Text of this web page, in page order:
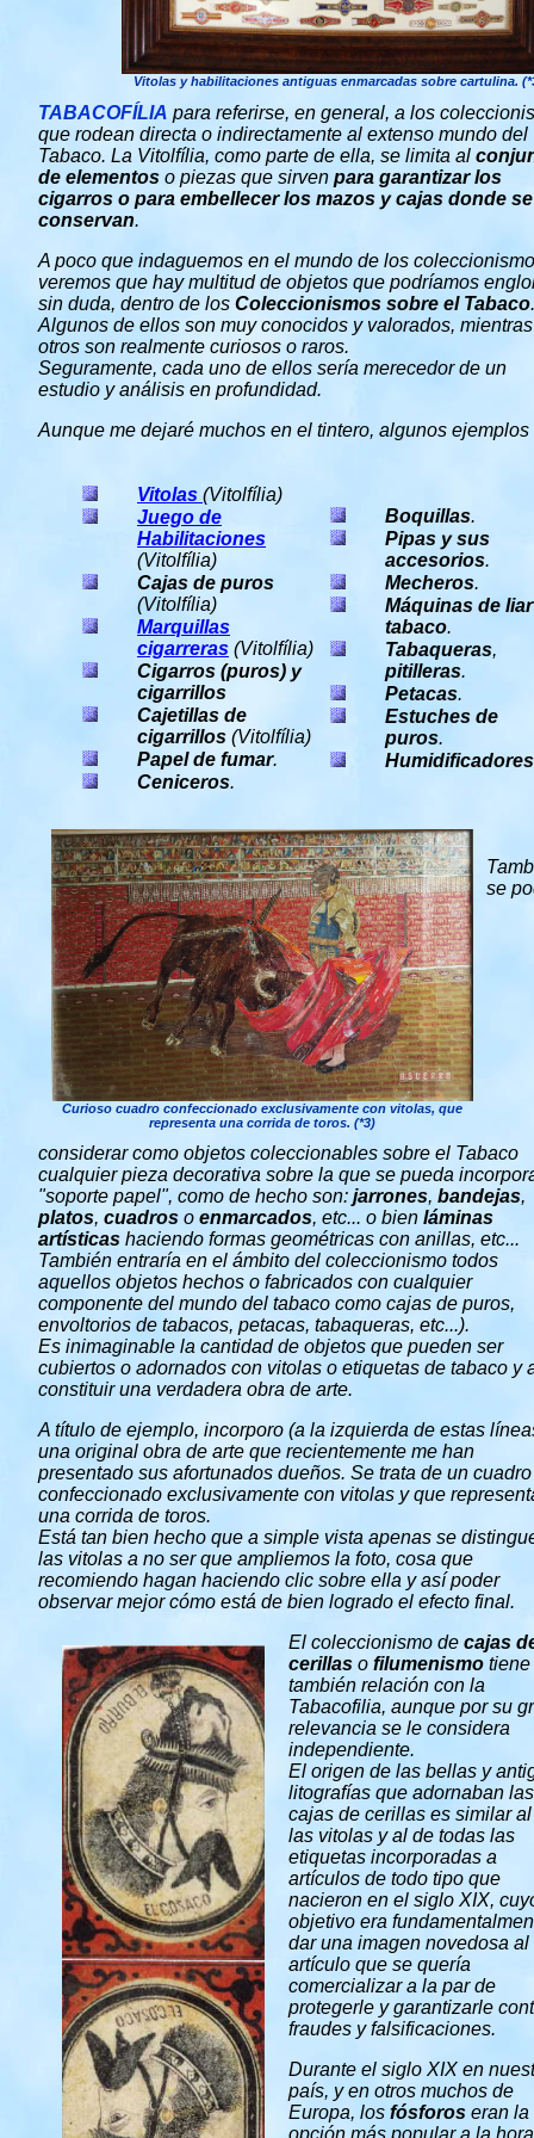
Vitolas y habilitaciones antiguas enmarcadas sobre cartulina.
TABACOFÍLIA para referirse, en general, a los
que rodean directa o indirectamente al extenso mundo del
Tabaco. La Vitolfília, como parte de ella, se limita al
de elementos o piezas que sirven para garantizar los
cigarros o para embellecer los mazos y cajas donde se
conservan.
A poco que indaguemos en el mundo de los
veremos que hay multitud de objetos que podríamos
sin duda, dentro de los Coleccionismos sobre el Tabaco.
Algunos de ellos son muy conocidos y valorados,
otros son realmente curiosos o raros.
Seguramente, cada uno de ellos sería merecedor de un
estudio y análisis en profundidad.
Aunque me dejaré muchos en el tintero, algunos ejemplos
Vitolas (Vitolfília)
Juego de
Habilitaciones
(Vitolfília)
Cajas de puros
(Vitolfília)
Marquillas
cigarreras (Vitolfília)
Cigarros (puros) y
cigarrillos
Cajetillas de
cigarrillos (Vitolfília)
Papel de fumar.
Ceniceros.
Boquillas.
Pipas y sus
accesorios.
Mecheros.
Máquinas de liar
tabaco.
Tabaqueras,
pitilleras.
Petacas.
Estuches de
puros.
Humidificadores
Curioso cuadro confeccionado exclusivamente con vitolas, que
representa una corrida de toros. (*3)
se
considerar como objetos coleccionables sobre el Tabaco
cualquier pieza decorativa sobre la que se pueda
"soporte papel", como de hecho son: jarrones, bandejas,
platos, cuadros o enmarcados, etc... o bien láminas
artísticas haciendo formas geométricas con anillas, etc...
También entraría en el ámbito del coleccionismo todos
aquellos objetos hechos o fabricados con cualquier
componente del mundo del tabaco como cajas de puros,
envoltorios de tabacos, petacas, tabaqueras, etc...).
Es inimaginable la cantidad de objetos que pueden ser
cubiertos o adornados con vitolas o etiquetas de tabaco y
constituir una verdadera obra de arte.
A título de ejemplo, incorporo (a la izquierda de estas
una original obra de arte que recientemente me han
presentado sus afortunados dueños. Se trata de un cuadro
confeccionado exclusivamente con vitolas y que
una corrida de toros.
Está tan bien hecho que a simple vista apenas se
las vitolas a no ser que ampliemos la foto, cosa que
recomiendo hagan haciendo clic sobre ella y así poder
observar mejor cómo está de bien logrado el efecto final.
El coleccionismo de cajas
cerillas o filumenismo tiene
también relación con la
Tabacofilia, aunque por su
relevancia se le considera
independiente.
El origen de las bellas y
litografías que adornaban las
cajas de cerillas es similar
las vitolas y al de todas las
etiquetas incorporadas a
artículos de todo tipo que
nacieron en el siglo XIX,
objetivo era
dar una imagen novedosa al
artículo que se quería
comercializar a la par de
protegerle y garantizarle
fraudes y falsificaciones.
Durante el siglo XIX en
país, y en otros muchos de
Europa, los fósforos eran la
opción más popular a la